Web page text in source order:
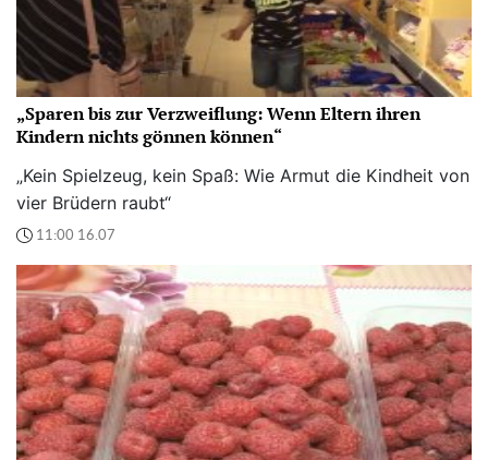
„Sparen bis zur Verzweiflung: Wenn Eltern ihren
Kindern nichts gönnen können“
„Kein Spielzeug, kein Spaß: Wie Armut die Kindheit von
vier Brüdern raubt“
11:00 16.07